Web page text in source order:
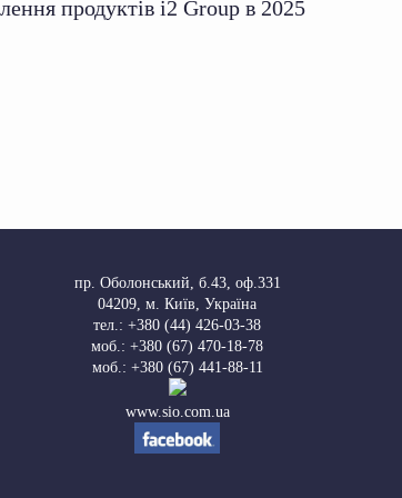
продуктів i2 Group в 2025
пр. Оболонський, б.43, оф.331
04209, м. Київ, Україна
тел.: +380 (44) 426-03-38
моб.: +380 (67) 470-18-78
моб.: +380 (67) 441-88-11
www.sio.com.ua